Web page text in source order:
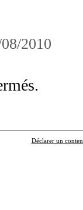
2010
Déclarer un